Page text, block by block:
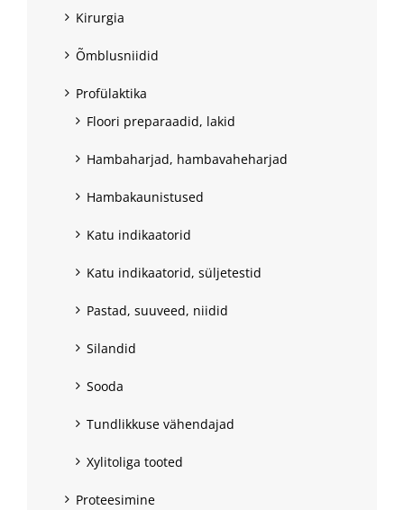
Kirurgia
Õmblusniidid
Profülaktika
Floori preparaadid, lakid
Hambaharjad, hambavaheharjad
Hambakaunistused
Katu indikaatorid
Katu indikaatorid, süljetestid
Pastad, suuveed, niidid
Silandid
Sooda
Tundlikkuse vähendajad
Xylitoliga tooted
Proteesimine